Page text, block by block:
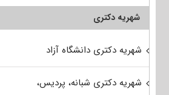
شهریه دکتری
شهریه دکتری دانشگاه آزاد
شهریه دکتری شبانه، پردیس،